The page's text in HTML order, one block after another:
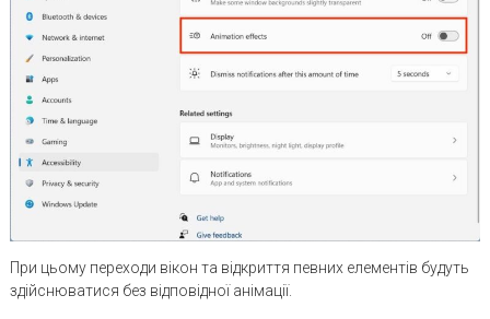
При цьому переходи вікон та відкриття певних елементів будуть
здійснюватися без відповідної анімації.